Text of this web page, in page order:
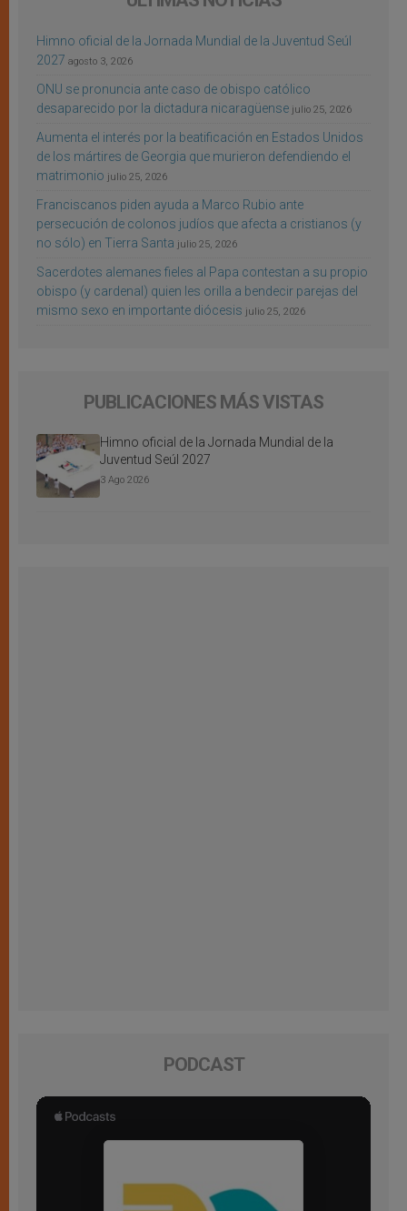
Himno oficial de la Jornada Mundial de la Juventud Seúl
2027 agosto 3, 2026
ONU se pronuncia ante caso de obispo católico
desaparecido por la dictadura nicaragüense julio 25, 2026
Aumenta el interés por la beatificación en Estados Unidos
de los mártires de Georgia que murieron defendiendo el
matrimonio julio 25, 2026
Franciscanos piden ayuda a Marco Rubio ante
persecución de colonos judíos que afecta a cristianos (y
no sólo) en Tierra Santa julio 25, 2026
Sacerdotes alemanes fieles al Papa contestan a su propio
obispo (y cardenal) quien les orilla a bendecir parejas del
mismo sexo en importante diócesis julio 25, 2026
PUBLICACIONES MÁS VISTAS
Himno oficial de la Jornada Mundial de la
Juventud Seúl 2027
3 Ago 2026
PODCAST